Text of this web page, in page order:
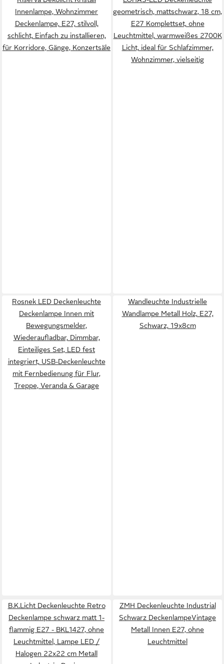
Innenlampe, Wohnzimmer
Deckenlampe, E27, stilvoll,
schlicht, Einfach zu installieren,
für Korridore, Gänge, Konzertsäle
geometrisch, mattschwarz, 18 cm,
E27 Komplettset, ohne
Leuchtmittel, warmweißes 2700K
Licht, ideal für Schlafzimmer,
Wohnzimmer, vielseitig
Rosnek LED Deckenleuchte
Deckenlampe Innen mit
Bewegungsmelder,
Wiederaufladbar, Dimmbar,
Einteiliges Set, LED fest
integriert, USB-Deckenleuchte
mit Fernbedienung für Flur,
Treppe, Veranda & Garage
Wandleuchte Industrielle
Wandlampe Metall Holz, E27,
Schwarz, 19x8cm
B.K.Licht Deckenleuchte Retro
Deckenlampe schwarz matt 1-
flammig E27 - BKL1427, ohne
Leuchtmittel, Lampe LED /
Halogen 22x22 cm Metall
ZMH Deckenleuchte Industrial
Schwarz DeckenlampeVintage
Metall Innen E27, ohne
Leuchtmittel